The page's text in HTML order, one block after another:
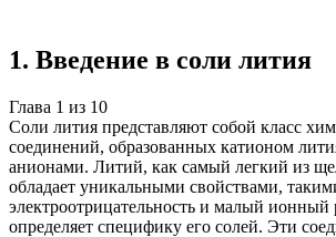
1. Введение в соли лития
Глава 1 из 10
Соли лития представляют собой класс
соединений, образованных катионом
анионами. Литий, как самый легкий из
обладает уникальными свойствами,
электроотрицательность и малый ионный
определяет специфику его солей. Эти